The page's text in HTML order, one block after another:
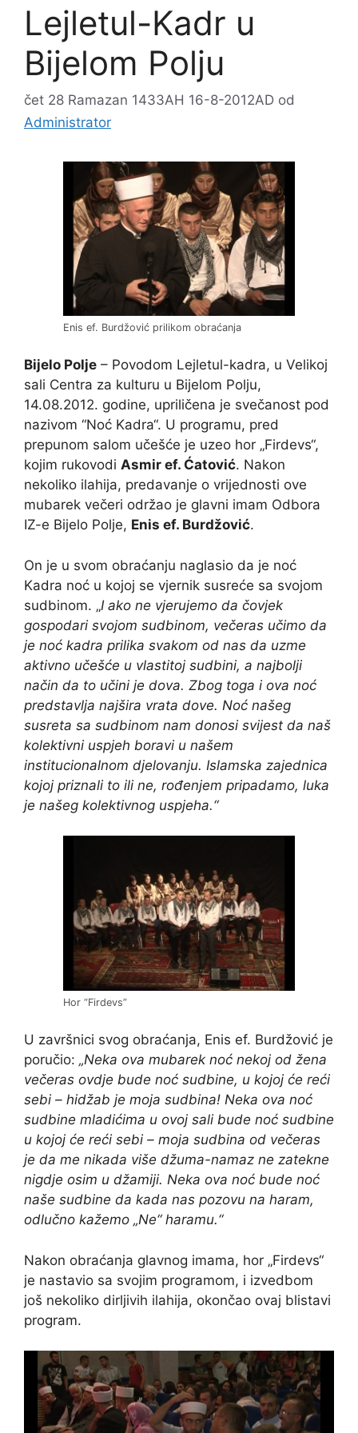
Lejletul-Kadr u
Bijelom Polju
čet 28 Ramazan 1433AH 16-8-2012AD od
Administrator
Enis ef. Burdžović prilikom obraćanja
Bijelo Polje – Povodom Lejletul-kadra, u Velikoj
sali Centra za kulturu u Bijelom Polju,
14.08.2012. godine, upriličena je svečanost pod
nazivom “Noć Kadra“. U programu, pred
prepunom salom učešće je uzeo hor „Firdevs“,
kojim rukovodi Asmir ef. Ćatović. Nakon
nekoliko ilahija, predavanje o vrijednosti ove
mubarek večeri održao je glavni imam Odbora
IZ-e Bijelo Polje, Enis ef. Burdžović.
On je u svom obraćanju naglasio da je noć
Kadra noć u kojoj se vjernik susreće sa svojom
sudbinom. „I ako ne vjerujemo da čovjek
gospodari svojom sudbinom, večeras učimo da
je noć kadra prilika svakom od nas da uzme
aktivno učešće u vlastitoj sudbini, a najbolji
način da to učini je dova. Zbog toga i ova noć
predstavlja najšira vrata dove. Noć našeg
susreta sa sudbinom nam donosi svijest da naš
kolektivni uspjeh boravi u našem
institucionalnom djelovanju. Islamska zajednica
kojoj priznali to ili ne, rođenjem pripadamo, luka
je našeg kolektivnog uspjeha.“
Hor “Firdevs”
U završnici svog obraćanja, Enis ef. Burdžović je
poručio: „Neka ova mubarek noć nekoj od žena
večeras ovdje bude noć sudbine, u kojoj će reći
sebi – hidžab je moja sudbina! Neka ova noć
sudbine mladićima u ovoj sali bude noć sudbine
u kojoj će reći sebi – moja sudbina od večeras
je da me nikada više džuma-namaz ne zatekne
nigdje osim u džamiji. Neka ova noć bude noć
naše sudbine da kada nas pozovu na haram,
odlučno kažemo „Ne“ haramu.“
Nakon obraćanja glavnog imama, hor „Firdevs“
je nastavio sa svojim programom, i izvedbom
još nekoliko dirljivih ilahija, okončao ovaj blistavi
program.